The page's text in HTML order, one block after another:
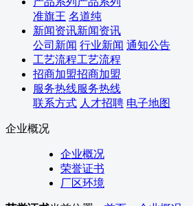
准旗王 名道纯
新闻资讯新闻资讯
公司新闻 行业新闻 通知公告
工艺流程工艺流程
招商加盟招商加盟
服务热线服务热线
联系方式 人才招聘 电子地图
企业概况
企业概况
荣誉证书
厂区环境